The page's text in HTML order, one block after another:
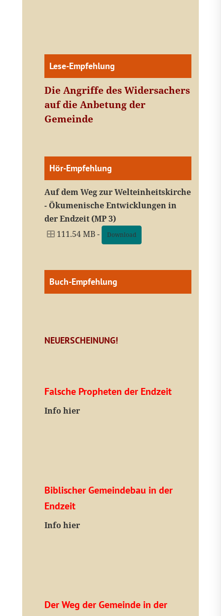
Lese-Empfehlung
Die Angriffe des Widersachers
auf die Anbetung der
Gemeinde
Hör-Empfehlung
Auf dem Weg zur Welteinheitskirche
- Ökumenische Entwicklungen in
der Endzeit (MP 3)
111.54 MB -
Download
Buch-Empfehlung
NEUERSCHEINUNG!
Falsche Propheten der Endzeit
Info hier
Biblischer Gemeindebau in der
Endzeit
Info hier
Der Weg der Gemeinde in der